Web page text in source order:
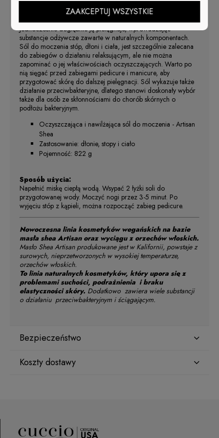
działaniu? Kosmetyk Cuccio Artisan Shea i Vetiver będzie
doskonałym wyborem! Wspaniale zmiękcza skórę i sprawdza
Jednocześnie dogłębnie ją pielęgnuje, wprowadzając
substancje odżywcze zawarte w naturalnych komponentach.
Sól do moczenia stóp, dłoni i ciała, jest szczególnie zalecana
do zabiegów o działaniu relaksującym, ale nie można
zapominać o jej właściwościach oczyszczających. Warto po
nią sięgać przed zabiegami pedicure i manicure, aby
przygotować skórę do dalszej pielęgnacji. Sól wykazuje także
działanie przeciwbakteryjne, dlatego stanowi doskonały wybór
także dla osób ze skłonnościami do chorób skórnych o
podłożu bakteryjnym.
Oczyszczająca i nawilżająca sól do moczenia - Artisan
Shea
Zastosowanie: dłonie, stopy i ciało
Pojemność: 822 g
Sposób użycia:
Napełnić miskę ciepłą wodą. Wsypać 2 łyżki soli do
przygotowanej wody. Moczyć nogi przez 3-5 minut. Po
wyjęciu stóp z kąpieli, można rozpocząć zabieg pedicure.
Nowoczesna linia kosmetyków wegańskich na bazie
masła shea Artisan oraz wyciągu z orzechów włoskich.
Masło Shea Artisan produkowane jest w Kalifornii, powstaje z
surowych, nieprzetworzonych w wysokiej temperaturze,
orzechów włoskich.
To linia naturalnych kosmetyków, który upora się z
problemami suchości, podrażnienia i braku
elastyczności skóry. Dodatkowo zawiera wiele substancji
o działaniu przeciwbakteryjnym i ściągającym.
Bezpieczeństwo
Producent
800 762 6245
Koszty dostawy
ORLEN Paczka(Dostawa 1-2 dni robocze)
ZAAKCEPTUJ WSZYSTKIE